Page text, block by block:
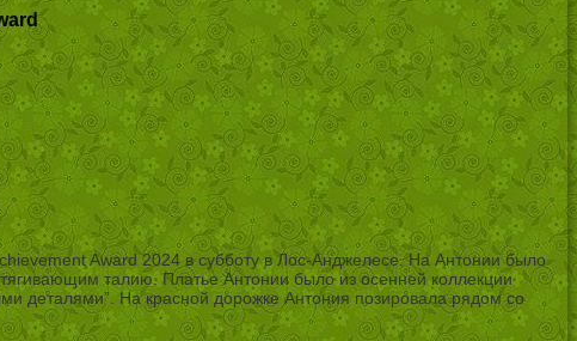
Award 2024 в субботу в Лос-Анджелесе. На Антонии было
талию. Платье Антонии было из осенней коллекции
деталями”. На красной дорожке Антония позировала рядом со